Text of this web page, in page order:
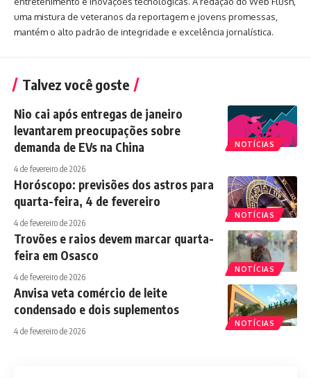
uma mistura de veteranos da reportagem e jovens promessas,
mantém o alto padrão de integridade e excelência jornalística.
Talvez você goste
NOTÍCIAS
Nio cai após entregas de janeiro
levantarem preocupações sobre
demanda de EVs na China
4 de fevereiro de 2026
NOTÍCIAS
Horóscopo: previsões dos astros para
quarta-feira, 4 de fevereiro
4 de fevereiro de 2026
NOTÍCIAS
Trovões e raios devem marcar quarta-
feira em Osasco
4 de fevereiro de 2026
NOTÍCIAS
Anvisa veta comércio de leite
condensado e dois suplementos
4 de fevereiro de 2026